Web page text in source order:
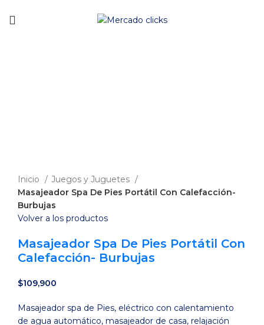
Inicio
Juegos y Juguetes
Masajeador Spa De Pies Portátil Con Calefacción-
Burbujas
Volver a los productos
Masajeador Spa De Pies Portátil Con
Calefacción- Burbujas
$109,900
Masajeador spa de Pies, eléctrico con calentamiento
de agua automático, masajeador de casa, relajación